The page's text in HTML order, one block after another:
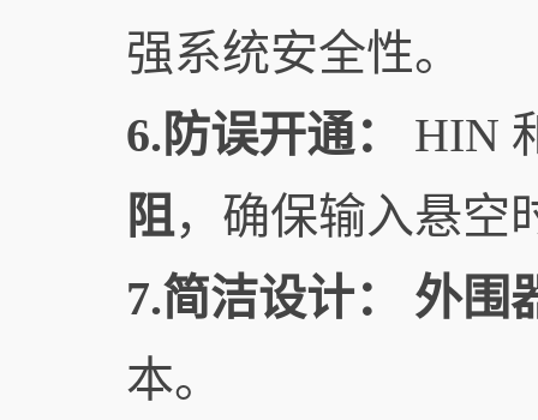
强系统安全性。
6.防误开通：
HIN
阻，确保输入悬空
7.简洁设计：
外围
本。